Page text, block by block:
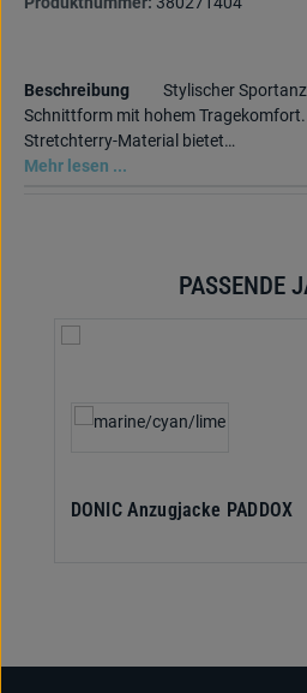
Beschreibung
Stylischer
Schnittform mit hohem
Stretchterry-Material bietet…
Mehr lesen ...
Produktgalerie überspringenPASSENDE
DONIC Anzugjacke PADDOX